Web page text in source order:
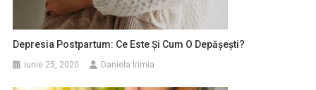
Depresia Postpartum: Ce Este Și Cum O Depășești?
iunie 25, 2020 Daniela Irimia